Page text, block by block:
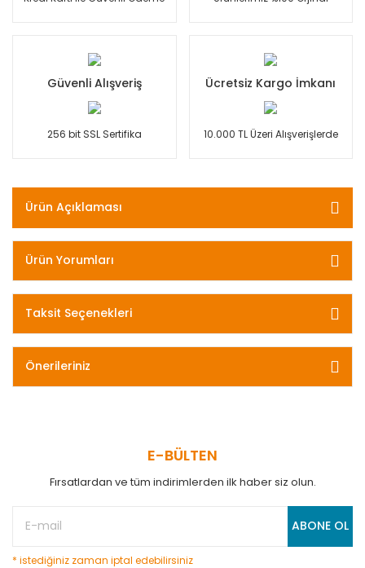
Güvenli Alışveriş
256 bit SSL Sertifika
Ücretsiz Kargo İmkanı
10.000 TL Üzeri Alışverişlerde
Ürün Açıklaması
Ürün Yorumları
Taksit Seçenekleri
Önerileriniz
E-BÜLTEN
Fırsatlardan ve tüm indirimlerden ilk haber siz olun.
ABONE OL
* istediğiniz zaman iptal edebilirsiniz